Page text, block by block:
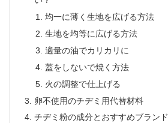
均一に薄く生地を広げる方法
生地を均等に広げる方法
適量の油でカリカリに
蓋をしないで焼く方法
火の調整で仕上げる
卵不使用のチヂミ用代替材料
チヂミ粉の成分とおすすめブランド